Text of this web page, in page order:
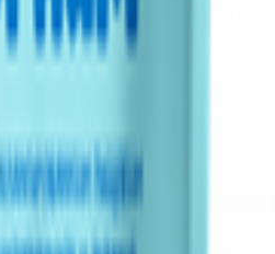
ОАО «Беллакт»